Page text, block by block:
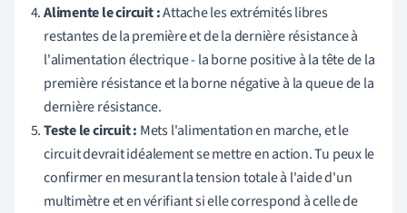
Alimente le circuit :Attache les extrémités libres
restantes de la première et de la dernière résistance à
l'alimentation électrique - la borne positive à la tête de la
première résistance et la borne négative à la queue de la
dernière résistance.
Teste le circuit : Mets l'alimentation en marche, et le
circuit devrait idéalement se mettre en action. Tu peux le
confirmer en mesurant la tension totale à l'aide d'un
multimètre et en vérifiant si elle correspond à celle de